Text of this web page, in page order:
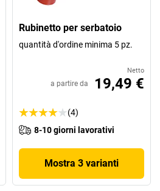
Rubinetto per serbatoio
quantità d'ordine minima 5 pz.
Netto
a partire da 19,49 €
(4)
8-10 giorni lavorativi
Mostra 3 varianti